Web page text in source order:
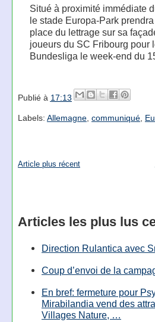
Situé à proximité immédiate
le stade Europa-Park
place du lettrage sur sa
joueurs du SC Fribourg pour
Bundesliga le week-end du
Publié à 17:13
Labels: Allemagne, communiqué,
Article plus récent
Articles les plus lus
Direction Rulantica avec
Coup d’envoi de la
En bref: fermeture pour
Mirabilandia vend des
Villages Nature, …